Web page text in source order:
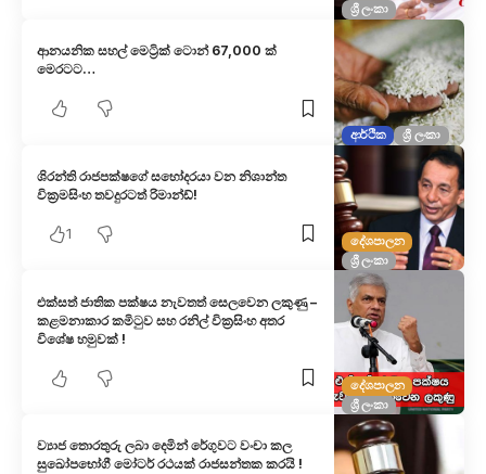
ශ්‍රී ලංකා
ආර්ථික ශ්‍රී ලංකා
ආනයනික සහල් මෙට්‍රික් ටොන් 67,000 ක්
මෙරටට…
දේශපාලන
ශ්‍රී ලංකා
ශිරන්ති රාජපක්ෂගේ සහෝදරයා වන නිශාන්ත
වික්‍රමසිංහ තවදුරටත් රිමාන්ඩ්!
1
දේශපාලන
ශ්‍රී ලංකා
එක්සත් ජාතික පක්ෂය නැවතත් සෙලවෙන ලකුණු –
කළමනාකාර කමිටුව සහ රනිල් වික්‍රසිංහ අතර
විශේෂ හමුවක් !
ව්‍යාජ තොරතුරු ලබා දෙමින් රේගුවට වංචා කල
සුඛෝපභෝගී මෝටර් රථයක් රාජසන්තක කරයි !